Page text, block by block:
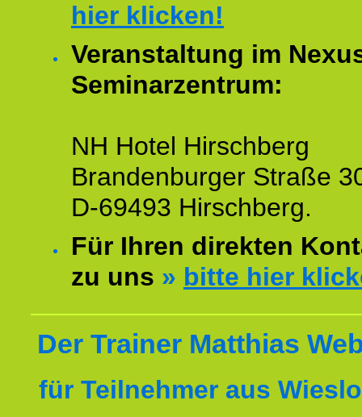
hier klicken!
Veranstaltung im
Seminarzentrum:
NH Hotel Hirschberg
Brandenburger Straße
D-69493 Hirschberg.
Für Ihren direkten
zu uns » bitte hier
Der Trainer Matthias
für Teilnehmer aus